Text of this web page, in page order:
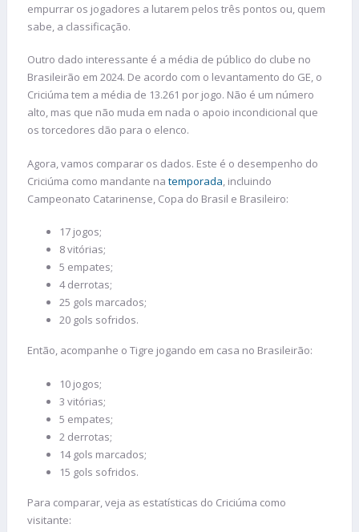
empurrar os jogadores a lutarem pelos três pontos ou, quem
sabe, a classificação.
Outro dado interessante é a média de público do clube no
Brasileirão em 2024. De acordo com o levantamento do GE, o
Criciúma tem a média de 13.261 por jogo. Não é um número
alto, mas que não muda em nada o apoio incondicional que
os torcedores dão para o elenco.
Agora, vamos comparar os dados. Este é o desempenho do
Criciúma como mandante na temporada, incluindo
Campeonato Catarinense, Copa do Brasil e Brasileiro:
17 jogos;
8 vitórias;
5 empates;
4 derrotas;
25 gols marcados;
20 gols sofridos.
Então, acompanhe o Tigre jogando em casa no Brasileirão:
10 jogos;
3 vitórias;
5 empates;
2 derrotas;
14 gols marcados;
15 gols sofridos.
Para comparar, veja as estatísticas do Criciúma como
visitante: